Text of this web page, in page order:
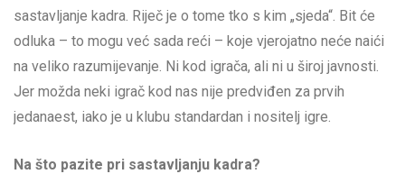
sastavljanje kadra. Riječ je o tome tko s kim „sjeda“. Bit će
odluka – to mogu već sada reći – koje vjerojatno neće naići
na veliko razumijevanje. Ni kod igrača, ali ni u široj javnosti.
Jer možda neki igrač kod nas nije predviđen za prvih
jedanaest, iako je u klubu standardan i nositelj igre.
Na što pazite pri sastavljanju kadra?